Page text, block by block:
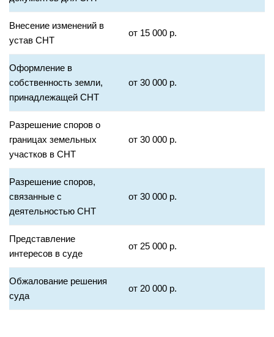
Внесение изменений в
устав СНТ
от 15 000 р.
Оформление в
собственность земли,
принадлежащей СНТ
от 30 000 р.
Разрешение споров о
границах земельных
участков в СНТ
от 30 000 р.
Разрешение споров,
связанные с
деятельностью СНТ
от 30 000 р.
Представление
интересов в суде
от 25 000 р.
Обжалование решения
суда
от 20 000 р.